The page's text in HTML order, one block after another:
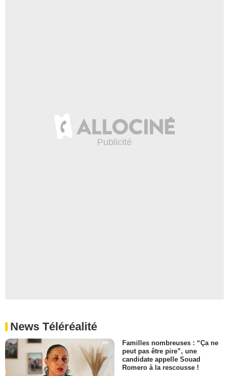
News Téléréalité
Familles nombreuses : “Ça ne
peut pas être pire”, une
candidate appelle Souad
Romero à la rescousse !